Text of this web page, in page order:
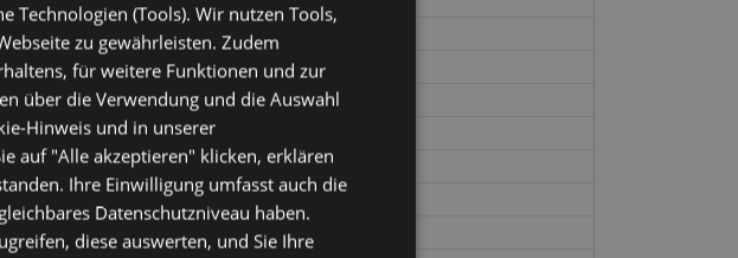
[2007]
[2007]
[2007]
eV[2010]
& Co. KG
St. Mauritius gGmbH
Technologien (Tools). Wir nutzen Tools,
zu gewährleisten. Zudem
für weitere Funktionen und zur
über die Verwendung und die Auswahl
Hinweis und in unserer
auf "Alle akzeptieren" klicken, erklären
Ihre Einwilligung umfasst auch die
Datenschutzniveau haben.
diese auswerten, und Sie Ihre